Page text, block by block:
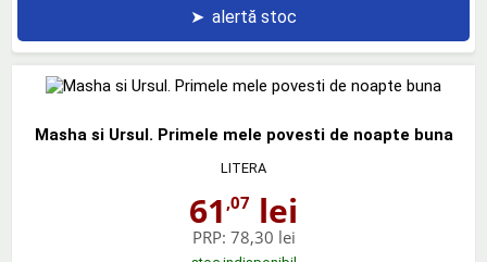
➤ alertă stoc
Masha si Ursul. Primele mele povesti de noapte buna
LITERA
61 ,07 lei
PRP: 78,30 lei